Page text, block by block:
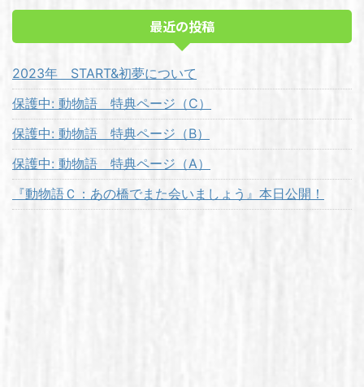
最近の投稿
2023年 START&初夢について
保護中: 動物語 特典ページ（C）
保護中: 動物語 特典ページ（B）
保護中: 動物語 特典ページ（A）
『動物語Ｃ：あの橋でまた会いましょう』本日公開！